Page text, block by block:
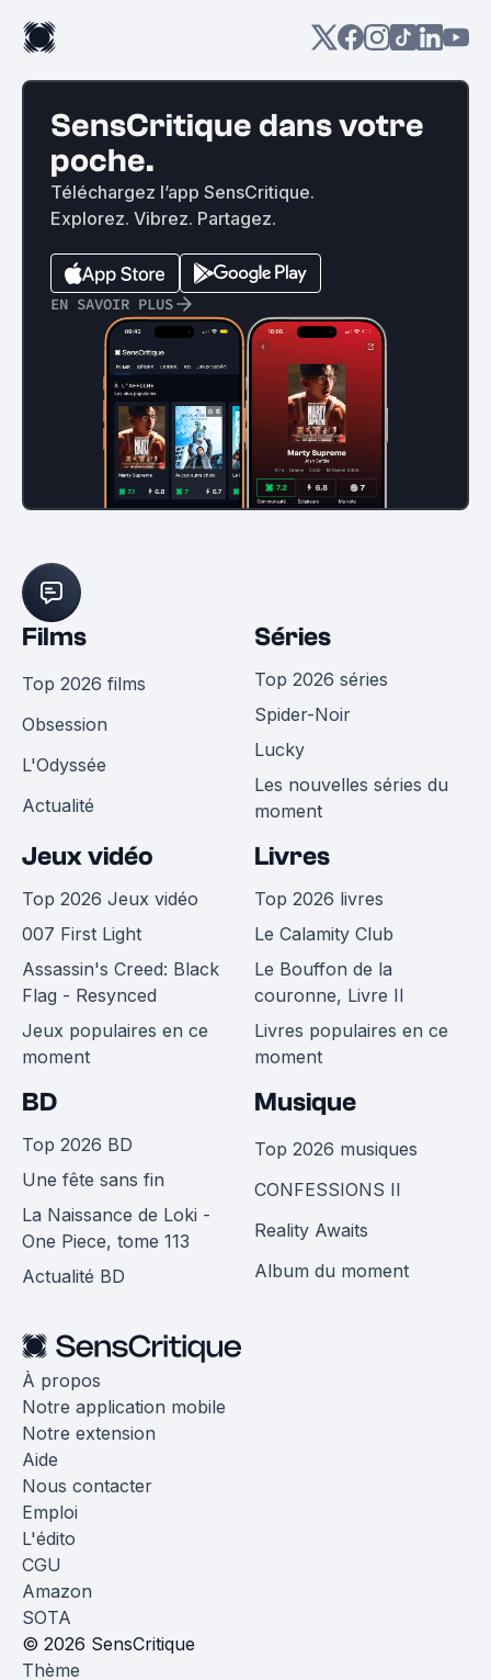
SensCritique dans votre
poche.
Téléchargez l’app SensCritique.
Explorez. Vibrez. Partagez.
EN SAVOIR PLUS
Films
Top 2026 films
Obsession
L'Odyssée
Actualité
Séries
Top 2026 séries
Spider-Noir
Lucky
Les nouvelles séries du
moment
Jeux vidéo
Top 2026 Jeux vidéo
007 First Light
Assassin's Creed: Black
Flag - Resynced
Jeux populaires en ce
moment
Livres
Top 2026 livres
Le Calamity Club
Le Bouffon de la
couronne, Livre II
Livres populaires en ce
moment
BD
Top 2026 BD
Une fête sans fin
La Naissance de Loki -
One Piece, tome 113
Actualité BD
Musique
Top 2026 musiques
CONFESSIONS II
Reality Awaits
Album du moment
À propos
Notre application mobile
Notre extension
Aide
Nous contacter
Emploi
L'édito
CGU
Amazon
SOTA
© 2026 SensCritique
Thème